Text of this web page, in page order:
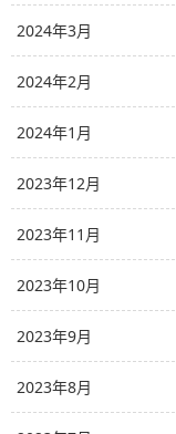
2024年3月
2024年2月
2024年1月
2023年12月
2023年11月
2023年10月
2023年9月
2023年8月